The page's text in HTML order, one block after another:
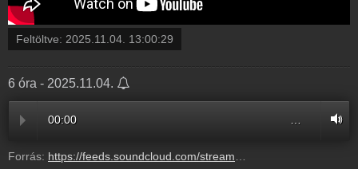
Feltöltve: 2025.11.04. 13:00:29
6 óra - 2025.11.04.
00:00
Forrás: https://feeds.soundcloud.com/stream/2206096347-radio1hungary-59fac651-8a41-4b45-bdee-4eaaa551d549.mp3